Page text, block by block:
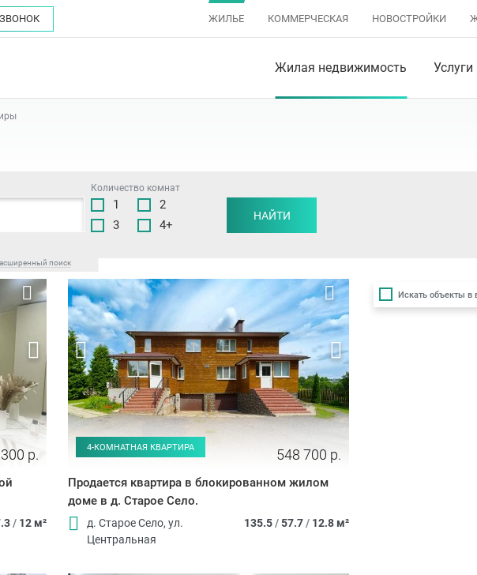
ЖИЛЬЕ КОММЕРЧЕСКАЯ НОВОСТРОЙКИ
Жилая недвижимость Услуги
Количество комнат
1
2
3
4+
поиск
НАЙТИ
р.
/12 м²
4-КОМНАТНАЯ КВАРТИРА 548 700 р.
Продается квартира в блокированном жилом
доме в д. Старое Село.
д. Старое Село, ул.
Центральная
135.5/57.7/12.8 м²
Искать объекты в